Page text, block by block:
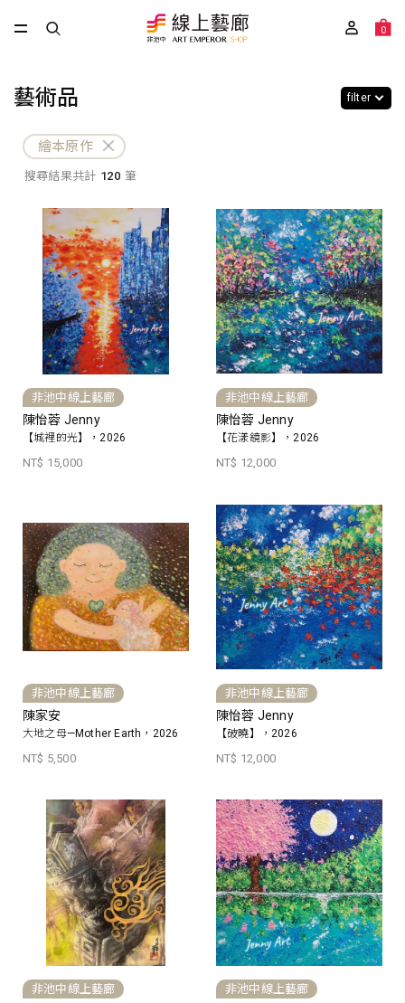
0
藝術品 filter
繪本原作
搜尋結果共計 120 筆
非池中線上藝廊
陳怡蓉 Jenny
【城裡的光】，2026
NT$ 15,000
非池中線上藝廊
陳怡蓉 Jenny
【花漾鏡影】，2026
NT$ 12,000
非池中線上藝廊
陳家安
大地之母—Mother Earth，2026
NT$ 5,500
非池中線上藝廊
陳怡蓉 Jenny
【破曉】，2026
NT$ 12,000
非池中線上藝廊 非池中線上藝廊